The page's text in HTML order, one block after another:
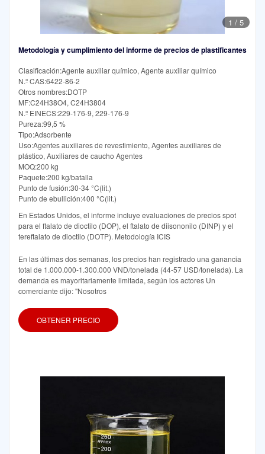
1 / 5
Metodología y cumplimiento del informe de precios de plastificantes
Clasificación:Agente auxiliar químico, Agente auxiliar químico
N.º CAS:6422-86-2
Otros nombres:DOTP
MF:C24H38O4, C24H3804
N.º EINECS:229-176-9, 229-176-9
Pureza:99,5 %
Tipo:Adsorbente
Uso:Agentes auxiliares de revestimiento, Agentes auxiliares de
plástico, Auxiliares de caucho Agentes
MOQ:200 kg
Paquete:200 kg/batalla
Punto de fusión:30-34 °C(lit.)
Punto de ebullición:400 °C(lit.)
En Estados Unidos, el informe incluye evaluaciones de precios spot
para el ftalato de dioctilo (DOP), el ftalato de diisononilo (DINP) y el
tereftalato de dioctilo (DOTP). Metodología ICIS
En las últimas dos semanas, los precios han registrado una ganancia
total de 1.000.000-1.300.000 VND/tonelada (44-57 USD/tonelada). La
demanda es mayoritariamente limitada, según los actores Un
comerciante dijo: "Nosotros
OBTENER PRECIO